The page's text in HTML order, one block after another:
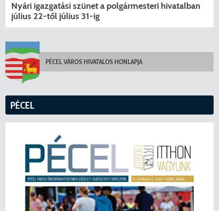
Nyári igazgatási szünet a polgármesteri hivatalban
július 22-től július 31-ig
PÉCEL VÁROS HIVATALOS HONLAPJA
PÉCEL